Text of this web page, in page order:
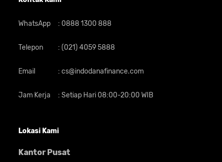
WhatsApp : 0888 1300 888
Telepon : (021) 4059 5888
Email : cs@indodanafinance.com
Jam Kerja : Setiap Hari 08:00-20:00 WIB
Lokasi Kami
Kantor Pusat